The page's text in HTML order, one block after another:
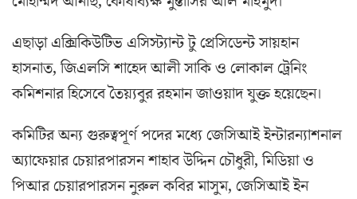
এছাড়া এক্সিকিউটিভ এসিস্ট্যান্ট টু প্রেসিডেন্ট সায়হান
হাসনাত, জিএলসি শাহেদ আলী সাকি ও লোকাল ট্রেনিং
কমিশনার হিসেবে তৈয়্যবুর রহমান জাওয়াদ যুক্ত হয়েছেন।
কমিটির অন্য গুরুত্বপূর্ণ পদের মধ্যে জেসিআই ইন্টারন্যাশনাল
অ্যাফেয়ার চেয়ারপারসন শাহাব উদ্দিন চৌধুরী, মিডিয়া ও
পিআর চেয়ারপারসন নুরুল কবির মাসুম, জেসিআই ইন